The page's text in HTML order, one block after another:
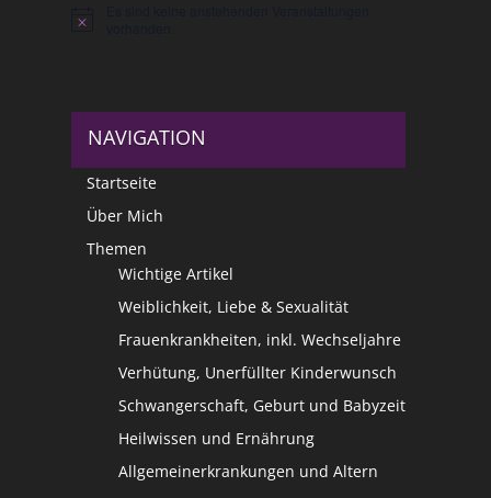
Hinweis
NAVIGATION
Startseite
Über Mich
Themen
Wichtige Artikel
Weiblichkeit, Liebe & Sexualität
Frauenkrankheiten, inkl. Wechseljahre
Verhütung, Unerfüllter Kinderwunsch
Schwangerschaft, Geburt und Babyzeit
Heilwissen und Ernährung
Allgemeinerkrankungen und Altern